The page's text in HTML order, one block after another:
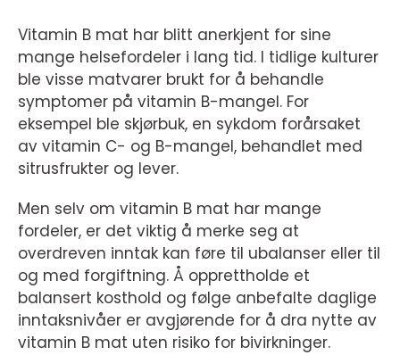
Vitamin B mat har blitt anerkjent for sine
mange helsefordeler i lang tid. I tidlige kulturer
ble visse matvarer brukt for å behandle
symptomer på vitamin B-mangel. For
eksempel ble skjørbuk, en sykdom forårsaket
av vitamin C- og B-mangel, behandlet med
sitrusfrukter og lever.
Men selv om vitamin B mat har mange
fordeler, er det viktig å merke seg at
overdreven inntak kan føre til ubalanser eller til
og med forgiftning. Å opprettholde et
balansert kosthold og følge anbefalte daglige
inntaksnivåer er avgjørende for å dra nytte av
vitamin B mat uten risiko for bivirkninger.